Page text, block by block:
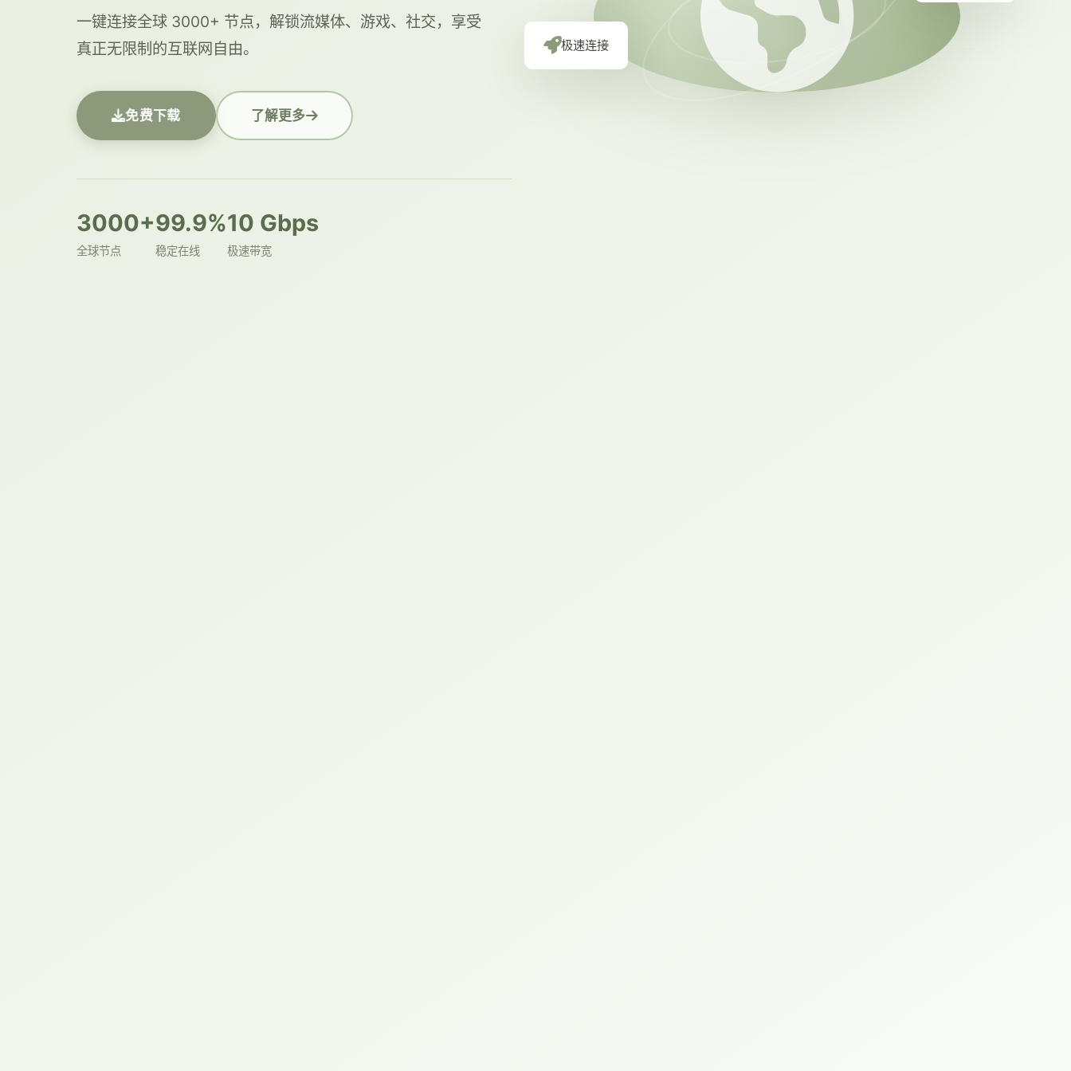
一键连接全球 3000+ 节点，解锁流媒体、游戏、社交，享受
真正无限制的互联网自由。
免费下载 了解更多
3000+
全球节点
99.9%
稳定在线
10 Gbps
极速带宽
极速连接